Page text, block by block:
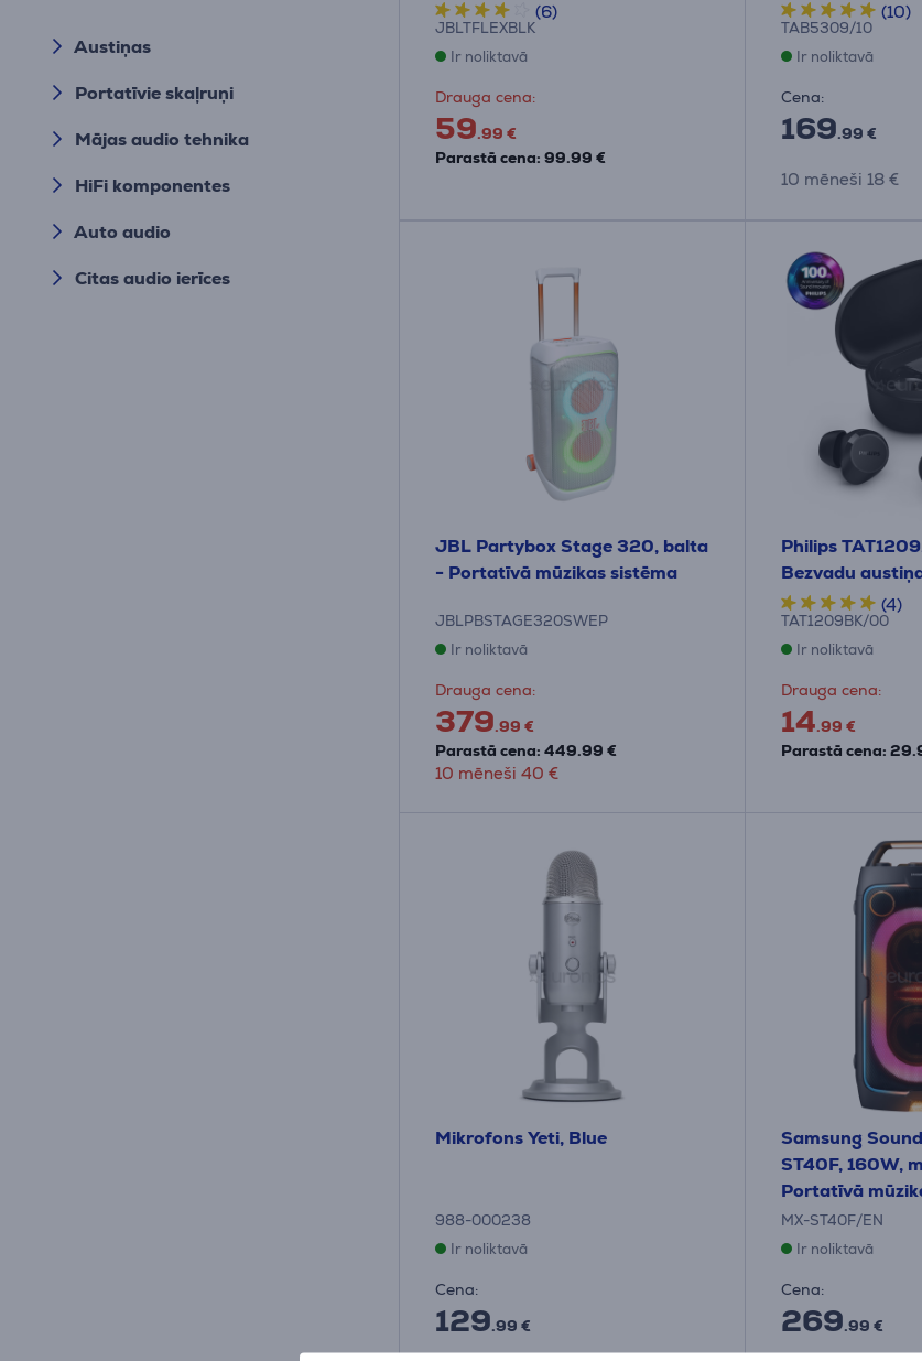
Austiņas
Portatīvie skaļruņi
Mājas audio tehnika
HiFi komponentes
Auto audio
Citas audio ierīces
(6)
JBLTFLEXBLK
Ir noliktavā
Drauga cena:
59.99 €
Parastā cena: 99.99 €
(10)
TAB5309/10
Ir noliktavā
Cena:
169.99 €
10 mēneši 18 €
JBL Partybox Stage 320, balta
- Portatīvā mūzikas sistēma
JBLPBSTAGE320SWEP
Ir noliktavā
Drauga cena:
379.99 €
Parastā cena: 449.99 €
10 mēneši 40 €
Philips
Bezvadu
(4)
TAT1209BK/00
Ir noliktavā
Drauga cena:
14.99 €
Parastā cena:
Mikrofons Yeti, Blue
988-000238
Ir noliktavā
Cena:
129.99 €
Samsung
ST40F, 160W,
Portatīvā
MX-ST40F/EN
Ir noliktavā
Cena:
269.99 €